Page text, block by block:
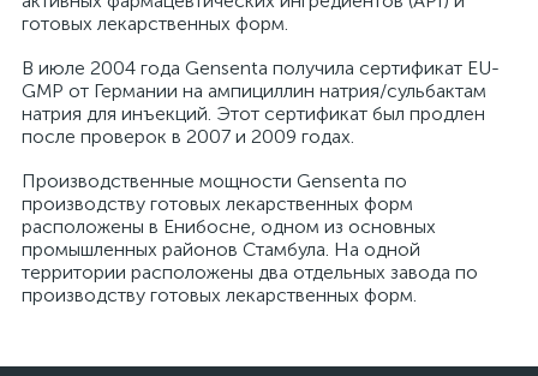
готовых лекарственных форм.
В июле 2004 года Gensenta получила сертификат EU-
GMP от Германии на ампициллин натрия/сульбактам
натрия для инъекций. Этот сертификат был продлен
после проверок в 2007 и 2009 годах.
Производственные мощности Gensenta по
производству готовых лекарственных форм
расположены в Енибосне, одном из основных
промышленных районов Стамбула. На одной
территории расположены два отдельных завода по
производству готовых лекарственных форм.